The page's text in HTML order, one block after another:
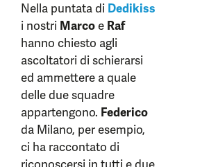
Nella puntata di Dedikiss
i nostri Marcoe Raf
hanno chiesto agli
ascoltatori di schierarsi
ed ammettere a quale
delle due squadre
appartengono. Federico
da Milano, per esempio,
ci ha raccontato di